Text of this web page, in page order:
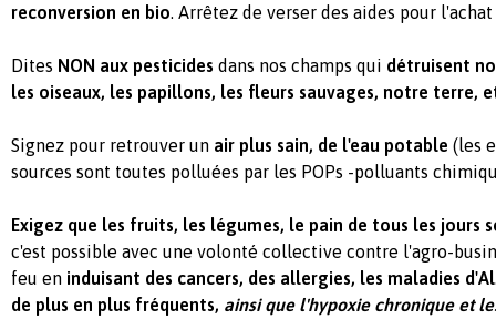
reconversion en bio. Arrêtez de verser des aides pour
Dites NON aux pesticides dans nos champs qui détruisent
les oiseaux, les papillons, les fleurs sauvages, notre terre,
Signez pour retrouver un air plus sain, de l'eau potable (les
sources sont toutes polluées par les POPs -polluants
Exigez que les fruits, les légumes, le pain de tous les jours
c'est possible avec une volonté collective contre l'agro-
feu en induisant des cancers, des allergies, les maladies
de plus en plus fréquents, ainsi que l'hypoxie chronique et